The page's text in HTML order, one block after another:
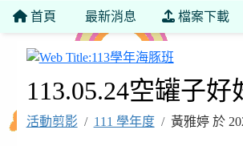
首頁 最新消息 檔案下載
113學年海豚
113.05.24空罐子好
活動剪影 111 學年度 黃雅婷 於